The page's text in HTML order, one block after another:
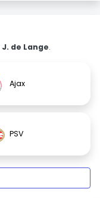
J. de Lange.
Ajax
PSV